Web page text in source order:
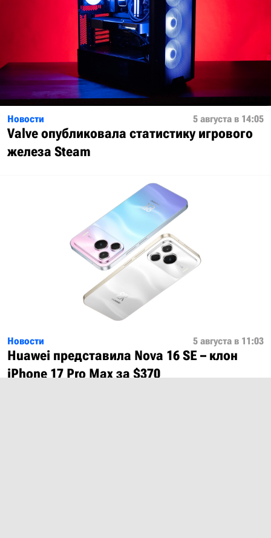
Новости 5 августа в 14:05
Valve опубликовала статистику игрового
железа Steam
Новости 5 августа в 11:03
Huawei представила Nova 16 SE – клон
iPhone 17 Pro Max за $370